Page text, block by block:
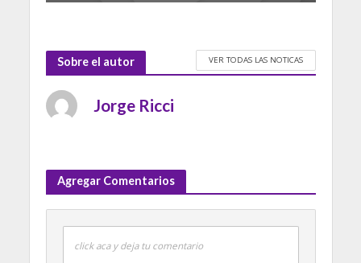
Sobre el autor VER TODAS LAS NOTICAS
Jorge Ricci
Agregar Comentarios
click aca y deja tu comentario